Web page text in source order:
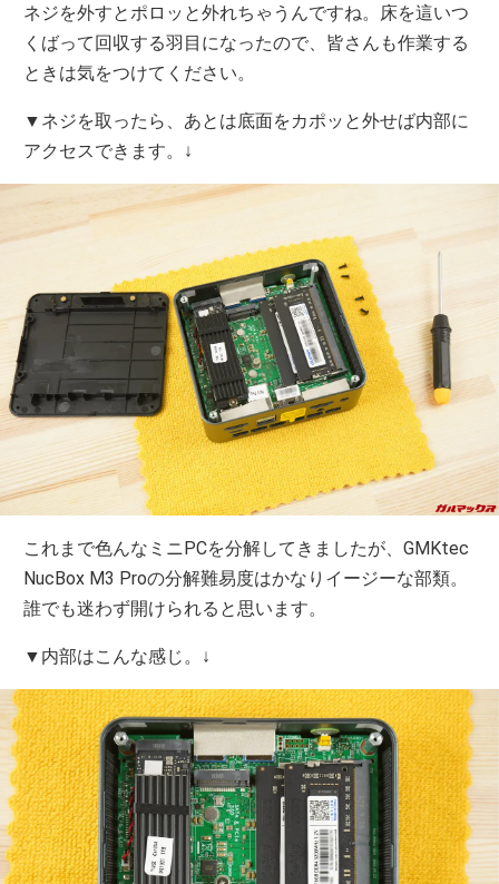
ネジを外すとポロッと外れちゃうんですね。床を這いつ
くばって回収する羽目になったので、皆さんも作業する
ときは気をつけてください。
▼ネジを取ったら、あとは底面をカポッと外せば内部に
アクセスできます。↓
これまで色んなミニPCを分解してきましたが、GMKtec
NucBox M3 Proの分解難易度はかなりイージーな部類。
誰でも迷わず開けられると思います。
▼内部はこんな感じ。↓